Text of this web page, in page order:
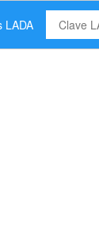
LADA